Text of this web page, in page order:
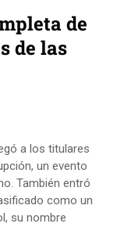
de
de las
a los titulares
un evento
También entró
como un
su nombre